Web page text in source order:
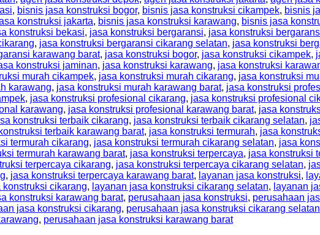
, bisnis jasa konstruksi bogor, bisnis jasa konstruksi cikampek, bisnis
konstruksi jakarta, bisnis jasa konstruksi karawang, bisnis jasa
konstruksi bekasi, jasa konstruksi bergaransi, jasa konstruksi
, jasa konstruksi bergaransi cikarang selatan, jasa konstruksi
karawang barat, jasa konstruksi bogor, jasa konstruksi cikampek,
konstruksi jaminan, jasa konstruksi karawang, jasa konstruksi
murah cikampek, jasa konstruksi murah cikarang, jasa konstruksi
karawang, jasa konstruksi murah karawang barat, jasa konstruksi
, jasa konstruksi profesional cikarang, jasa konstruksi profesional
karawang, jasa konstruksi profesional karawang barat, jasa
konstruksi terbaik cikarang, jasa konstruksi terbaik cikarang selatan,
terbaik karawang barat, jasa konstruksi termurah, jasa
termurah cikarang, jasa konstruksi termurah cikarang selatan, jasa
termurah karawang barat, jasa konstruksi terpercaya, jasa konstruksi
terpercaya cikarang, jasa konstruksi terpercaya cikarang selatan,
, jasa konstruksi terpercaya karawang barat, layanan jasa konstruksi,
konstruksi cikarang, layanan jasa konstruksi cikarang selatan, layanan
konstruksi karawang barat, perusahaan jasa konstruksi, perusahaan
jasa konstruksi cikarang, perusahaan jasa konstruksi cikarang selatan
, perusahaan jasa konstruksi karawang barat